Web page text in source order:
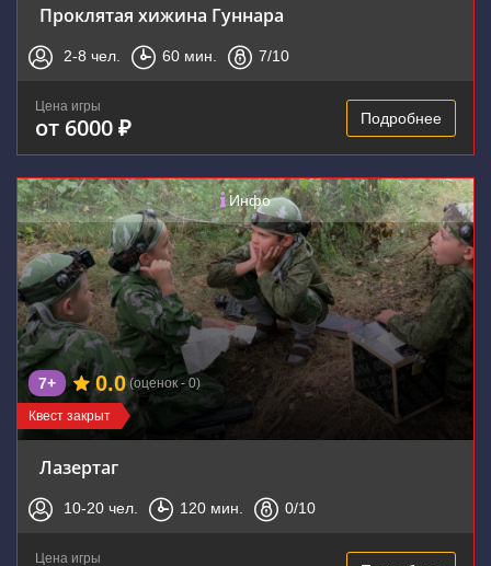
Проклятая хижина Гуннара
2-8 чел. 60 мин. 7/10
Цена игры
от 6000 ₽ Подробнее
Инфо
Квест закрыт
7+ 0.0 (оценок - 0)
Лазертаг
10-20 чел. 120 мин. 0/10
Цена игры